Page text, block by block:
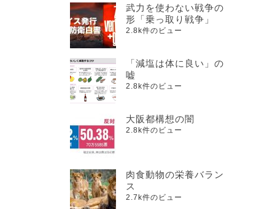
武力を使わない戦争の
形「乗っ取り戦争」
2.8k件のビュー
「減塩は体に良い」の
嘘
2.8k件のビュー
大阪都構想の闇
2.8k件のビュー
肉食動物の栄養バラン
ス
2.7k件のビュー